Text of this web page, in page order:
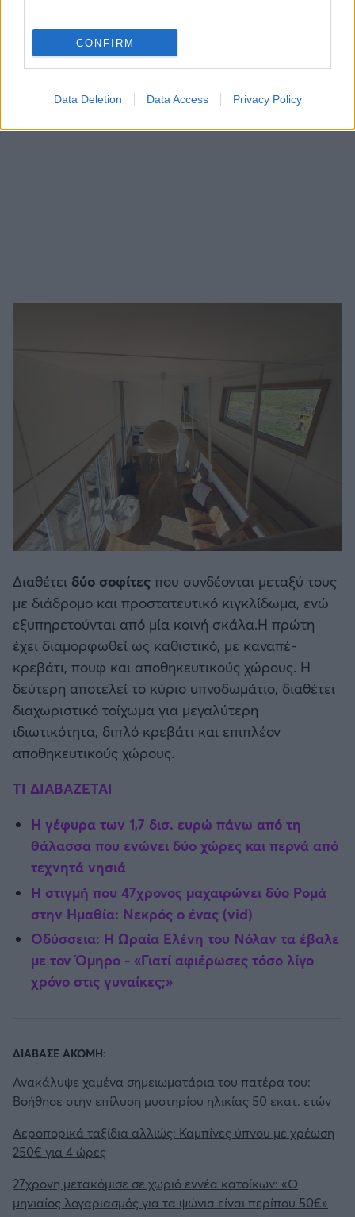
CONFIRM
Data Deletion Data Access Privacy Policy
Διαθέτει δύο σοφίτες που συνδέονται μεταξύ τους
με διάδρομο και προστατευτικό κιγκλίδωμα, ενώ
εξυπηρετούνται από μία κοινή σκάλα.Η πρώτη
έχει διαμορφωθεί ως καθιστικό, με καναπέ-
κρεβάτι, πουφ και αποθηκευτικούς χώρους. Η
δεύτερη αποτελεί το κύριο υπνοδωμάτιο, διαθέτει
διαχωριστικό τοίχωμα για μεγαλύτερη
ιδιωτικότητα, διπλό κρεβάτι και επιπλέον
αποθηκευτικούς χώρους.
ΤΙ ΔΙΑΒΑΖΕΤΑΙ
Η γέφυρα των 1,7 δισ. ευρώ πάνω από τη
θάλασσα που ενώνει δύο χώρες και περνά από
τεχνητά νησιά
Η στιγμή που 47χρονος μαχαιρώνει δύο Ρομά
στην Ημαθία: Νεκρός ο ένας (vid)
Οδύσσεια: Η Ωραία Ελένη του Νόλαν τα έβαλε
με τον Όμηρο - «Γιατί αφιέρωσες τόσο λίγο
χρόνο στις γυναίκες;»
ΔΙΑΒΑΣΕ ΑΚΟΜΗ:
Ανακάλυψε χαμένα σημειωματάρια του πατέρα του:
Βοήθησε στην επίλυση μυστηρίου ηλικίας 50 εκατ. ετών
Αεροπορικά ταξίδια αλλιώς: Καμπίνες ύπνου με χρέωση
250€ για 4 ώρες
27χρονη μετακόμισε σε χωριό εννέα κατοίκων: «Ο
μηνιαίος λογαριασμός για τα ψώνια είναι περίπου 50€»